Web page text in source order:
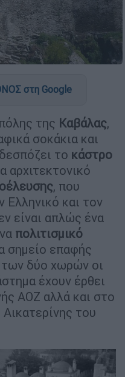
στη Google
της Καβάλας,
σοκάκια και
το κάστρο
αρχιτεκτονικό
, που
και τον
είναι απλώς ένα
πολιτισμικό
σημείο επαφής
των δύο χωρών οι
έχουν έρθει
ΑΟΖ αλλά και στο
του